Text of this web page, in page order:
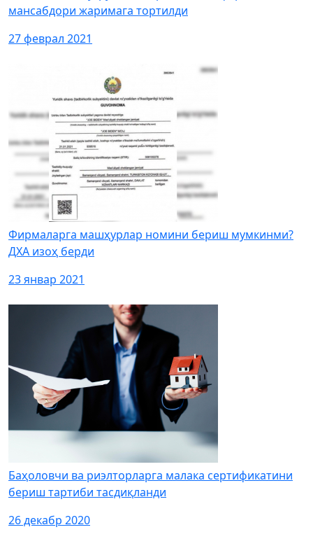
мансабдори жаримага тортилди
27 феврал 2021
Фирмаларга машҳурлар номини бериш мумкинми?
ДХА изоҳ берди
23 январ 2021
Баҳоловчи ва риэлторларга малака сертификатини
бериш тартиби тасдиқланди
26 декабр 2020